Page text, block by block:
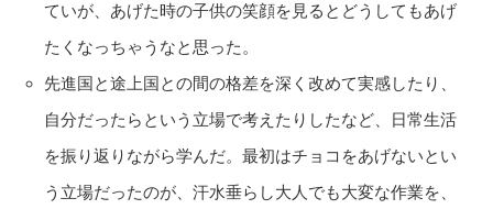
ていが、あげた時の子供の笑顔を見るとどうしてもあげ
たくなっちゃうなと思った。
先進国と途上国との間の格差を深く改めて実感したり、
自分だったらという立場で考えたりしたなど、日常生活
を振り返りながら学んだ。最初はチョコをあげないとい
う立場だったのが、汗水垂らし大人でも大変な作業を、